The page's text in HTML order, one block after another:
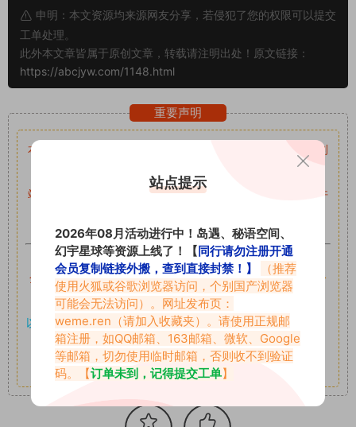
申明：本文资源均来源网友分享，若侵犯了您的权限可以提交
工单处理。
此外本文章皆属于原创文章，转载请注明出处！原文链接：
https://abcjyw.com/1148.html
重要声明
本站资源均来自网络分享，如有侵犯你的权益请私信留言
收到
站内资源为网友个人学习或测试研究使用，未经原版权作者许
如果遇到付费才可获取的素材，建议升级对应的VIP。
全站付费素材可提供补档服务“均有备份”，素材以主流网盘分
享。
以7z、7z分卷格式压缩，解压应下载对应的软件操作，
7-zip；安卓：zarchiver；苹果：解压专家
其它更多疑问请查看站内帮助中心！
站点提示
2026年08月活动进行中！岛遇、秘语空间、
幻宇星球等资源上线了！【同行请勿注册开通
会员复制链接外搬，查到直接封禁！】
（推荐
使用火狐或谷歌浏览器访问，个别国产浏览器
可能会无法访问）。网址发布页：
weme.ren （请加入收藏夹）。请使用正规邮
箱注册，如QQ邮箱、163邮箱、微软、Google
等邮箱，切勿使用临时邮箱，否则收不到验证
码。【订单未到，记得提交工单】